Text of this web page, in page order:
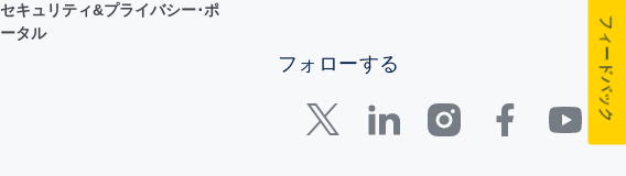
セキュリティ&プライバシー･ポ
ータル
フォローする フィードバック